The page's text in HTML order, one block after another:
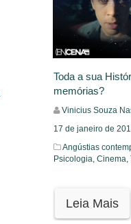
Toda a sua
memórias?
Vinicius Souza
17 de janeiro de
Angústias
Psicologia, Cinema,
Leia Mais